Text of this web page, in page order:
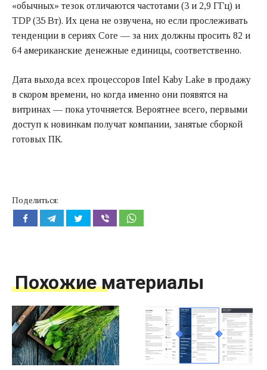
«обычных» тезок отличаются частотами (3 и 2,9 ГГц) и
TDP (35 Вт). Их цена не озвучена, но если прослеживать
тенденции в сериях Core — за них должны просить 82 и
64 американские денежные единицы, соответственно.
Дата выхода всех процессоров Intel Kaby Lake в продажу
в скором времени, но когда именно они появятся на
витринах — пока уточняется. Вероятнее всего, первыми
доступ к новинкам получат компании, занятые сборкой
готовых ПК.
Поделиться:
Похожие материалы